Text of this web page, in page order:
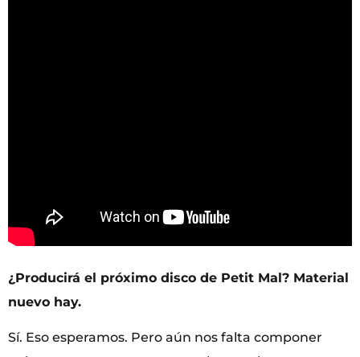
¿Producirá el próximo disco de Petit Mal? Material
nuevo hay.
Sí. Eso esperamos. Pero aún nos falta componer